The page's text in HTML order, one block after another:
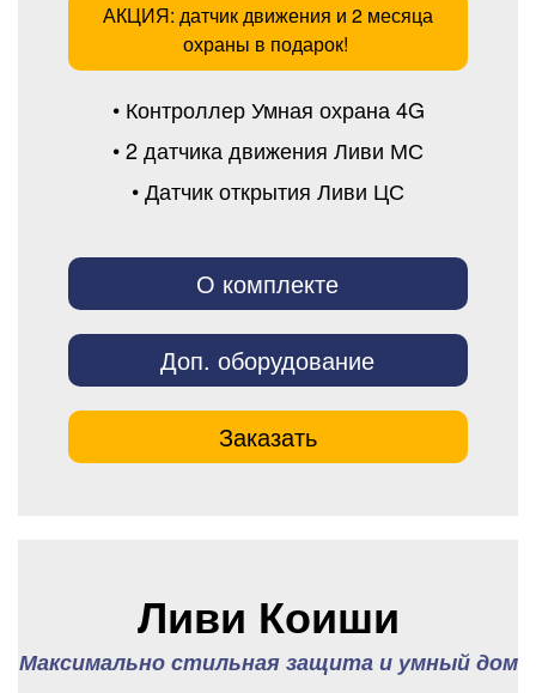
АКЦИЯ: датчик движения и 2 месяца
охраны в подарок!
• Контроллер Умная охрана 4G
• 2 датчика движения Ливи МС
• Датчик открытия Ливи ЦС
О комплекте
Доп. оборудование
Заказать
Ливи Коиши
Максимально стильная защита и умный дом